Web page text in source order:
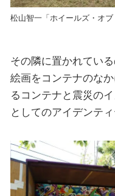
松⼭智⼀「ホイールズ・オ
その隣に置かれてい
絵画をコンテナのな
るコンテナと震災の
としてのアイデンテ